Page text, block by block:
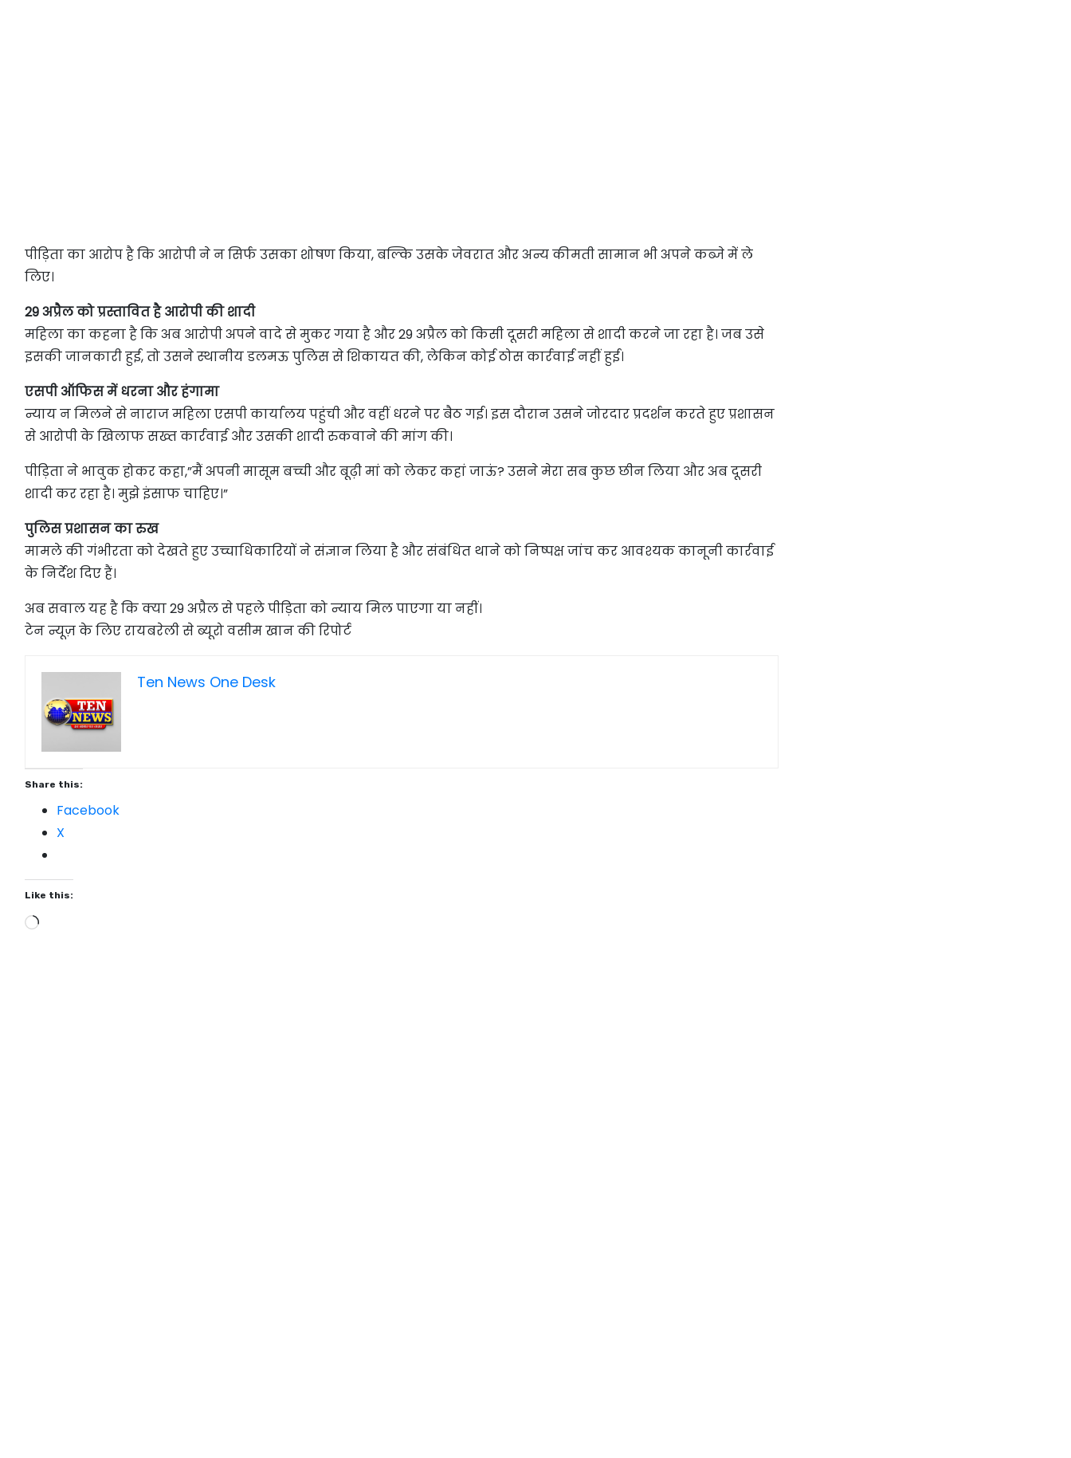
पीड़िता का आरोप है कि आरोपी ने न सिर्फ उसका शोषण किया, बल्कि उसके जेवरात और अन्य कीमती सामान भी अपने कब्जे में ले
लिए।
29 अप्रैल को प्रस्तावित है आरोपी की शादी
महिला का कहना है कि अब आरोपी अपने वादे से मुकर गया है और 29 अप्रैल को किसी दूसरी महिला से शादी करने जा रहा है। जब उसे
इसकी जानकारी हुई, तो उसने स्थानीय डलमऊ पुलिस से शिकायत की, लेकिन कोई ठोस कार्रवाई नहीं हुई।
एसपी ऑफिस में धरना और हंगामा
न्याय न मिलने से नाराज महिला एसपी कार्यालय पहुंची और वहीं धरने पर बैठ गई। इस दौरान उसने जोरदार प्रदर्शन करते हुए प्रशासन
से आरोपी के खिलाफ सख्त कार्रवाई और उसकी शादी रुकवाने की मांग की।
पीड़िता ने भावुक होकर कहा,”मैं अपनी मासूम बच्ची और बूढ़ी मां को लेकर कहां जाऊं? उसने मेरा सब कुछ छीन लिया और अब दूसरी
शादी कर रहा है। मुझे इंसाफ चाहिए।”
पुलिस प्रशासन का रुख
मामले की गंभीरता को देखते हुए उच्चाधिकारियों ने संज्ञान लिया है और संबंधित थाने को निष्पक्ष जांच कर आवश्यक कानूनी कार्रवाई
के निर्देश दिए हैं।
अब सवाल यह है कि क्या 29 अप्रैल से पहले पीड़िता को न्याय मिल पाएगा या नहीं।
टेन न्यूज़ के लिए रायबरेली से ब्यूरो वसीम खान की रिपोर्ट
Ten News One Desk
Share this:
Facebook
X
Like this:
L